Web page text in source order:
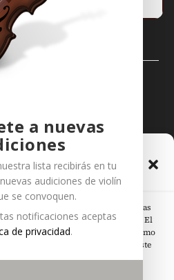
Consentimiento
utilizamos tecnologías como las
a la información del dispositivo. El
nos permitirá procesar datos como
o las identificaciones únicas en este
puede afectar
y funciones.
a nuevas
lista recibirás en tu
audiciones deviolín
se convoquen.
notificaciones aceptas
de privacidad.